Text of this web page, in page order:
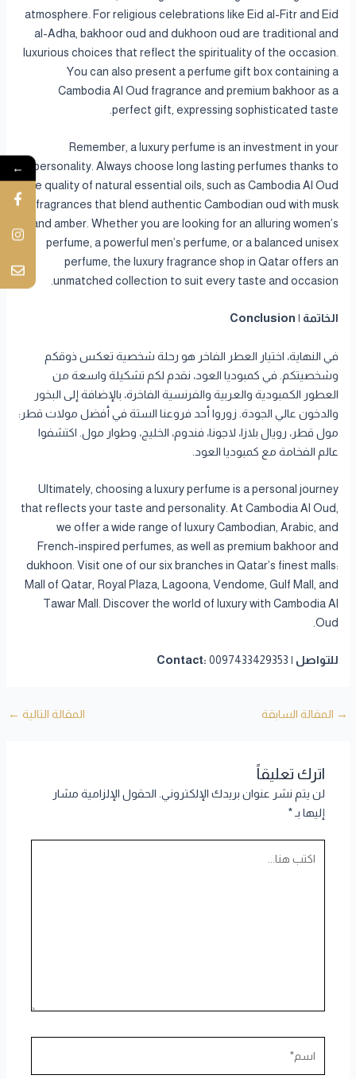
atmosphere. For religious celebrations like Eid al-Fitr and Eid
al-Adha, bakhoor oud and dukhoon oud are traditional and
luxurious choices that reflect the spirituality of the occasion.
You can also present a perfume gift box containing a
Cambodia Al Oud fragrance and premium bakhoor as a
perfect gift, expressing sophisticated taste.
Remember, a luxury perfume is an investment in your
personality. Always choose long lasting perfumes thanks to
the quality of natural essential oils, such as Cambodia Al Oud
fragrances that blend authentic Cambodian oud with musk
and amber. Whether you are looking for an alluring women’s
perfume, a powerful men’s perfume, or a balanced unisex
perfume, the luxury fragrance shop in Qatar offers an
unmatched collection to suit every taste and occasion.
الخاتمة | Conclusion
في النهاية، اختيار العطر الفاخر هو رحلة شخصية تعكس ذوقكم
وشخصيتكم. في كمبوديا العود، نقدم لكم تشكيلة واسعة من
العطور الكمبودية والعربية والفرنسية الفاخرة، بالإضافة إلى البخور
والدخون عالي الجودة. زوروا أحد فروعنا الستة في أفضل مولات قطر:
مول قطر، رويال بلازا، لاجونا، فندوم، الخليج، وطوار مول. اكتشفوا
عالم الفخامة مع كمبوديا العود.
Ultimately, choosing a luxury perfume is a personal journey
that reflects your taste and personality. At Cambodia Al Oud,
we offer a wide range of luxury Cambodian, Arabic, and
French-inspired perfumes, as well as premium bakhoor and
dukhoon. Visit one of our six branches in Qatar’s finest malls:
Mall of Qatar, Royal Plaza, Lagoona, Vendome, Gulf Mall, and
Tawar Mall. Discover the world of luxury with Cambodia Al
Oud.
للتواصل | Contact: 0097433429353
→ المقالة السابقة المقالة التالية ←
اترك تعليقاً
لن يتم نشر عنوان بريدك الإلكتروني. الحقول الإلزامية مشار
إليها بـ*
←